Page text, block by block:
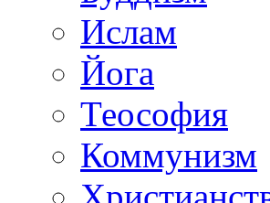
Ислам
Йога
Теософия
Коммунизм